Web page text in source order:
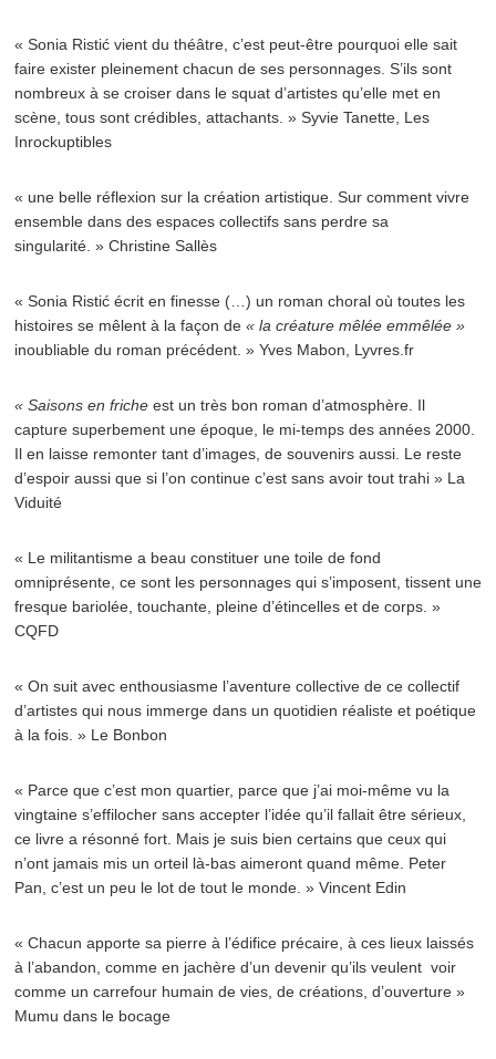
« Sonia Ristić vient du théâtre, c’est peut-être pourquoi elle sait
faire exister pleinement chacun de ses personnages. S’ils sont
nombreux à se croiser dans le squat d’artistes qu’elle met en
scène, tous sont crédibles, attachants. » Syvie Tanette, Les
Inrockuptibles
« une belle réflexion sur la création artistique. Sur comment vivre
ensemble dans des espaces collectifs sans perdre sa
singularité. » Christine Sallès
« Sonia Ristić écrit en finesse (…) un roman choral où toutes les
histoires se mêlent à la façon de « la créature mêlée emmêlée »
inoubliable du roman précédent. » Yves Mabon, Lyvres.fr
« Saisons en friche est un très bon roman d’atmosphère. Il
capture superbement une époque, le mi-temps des années 2000.
Il en laisse remonter tant d’images, de souvenirs aussi. Le reste
d’espoir aussi que si l’on continue c’est sans avoir tout trahi » La
Viduité
« Le militantisme a beau constituer une toile de fond
omniprésente, ce sont les personnages qui s’imposent, tissent une
fresque bariolée, touchante, pleine d’étincelles et de corps. »
CQFD
« On suit avec enthousiasme l’aventure collective de ce collectif
d’artistes qui nous immerge dans un quotidien réaliste et poétique
à la fois. » Le Bonbon
« Parce que c’est mon quartier, parce que j’ai moi-même vu la
vingtaine s’effilocher sans accepter l’idée qu’il fallait être sérieux,
ce livre a résonné fort. Mais je suis bien certains que ceux qui
n’ont jamais mis un orteil là-bas aimeront quand même. Peter
Pan, c’est un peu le lot de tout le monde. » Vincent Edin
« Chacun apporte sa pierre à l’édifice précaire, à ces lieux laissés
à l’abandon, comme en jachère d’un devenir qu’ils veulent voir
comme un carrefour humain de vies, de créations, d’ouverture »
Mumu dans le bocage